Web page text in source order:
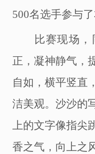
500名选手参与了
比赛现场
正，凝神静气，
自如，横平竖直
洁美观。沙沙的
上的文字像指尖
香之气，向上之